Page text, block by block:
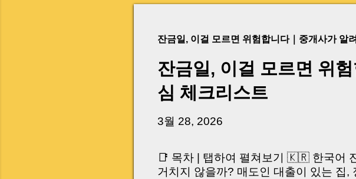
잔금일, 이걸 모르면 위험합니다｜중개사가 알
잔금일, 이걸 모르면 위
심 체크리스트
3월 28, 2026
📑 목차 | 탭하여 펼쳐보기 🇰🇷 한국어
거치지 않을까? 매도인 대출이 있는 집,